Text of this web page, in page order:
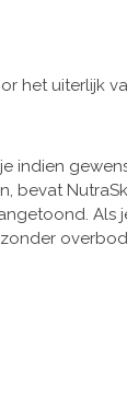
het uiterlijk
indien
bevat